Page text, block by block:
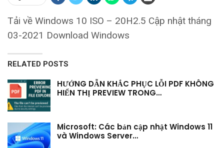
Tải về Windows 10 ISO – 20H2.5 Cập nhật tháng
03-2021 Download Windows
RELATED POSTS
HƯỚNG DẪN KHẮC PHỤC LỖI PDF KHÔNG
HIỂN THỊ PREVIEW TRONG…
Microsoft: Các bản cập nhật Windows 11
và Windows Server…